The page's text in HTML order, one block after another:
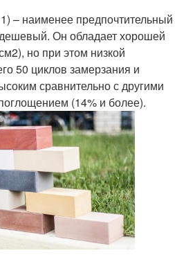
– наименее предпочтительный
Он обладает хорошей
но при этом низкой
50 циклов замерзания и
сравнительно с другими
(14% и более).